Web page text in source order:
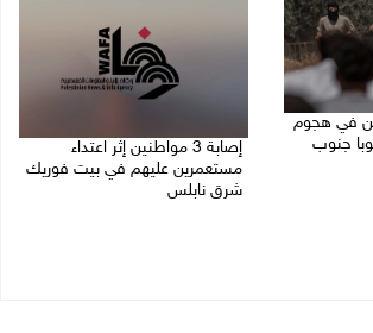
في هجوم
جنوب
إصابة 3 مواطنين إثر اعتداء
مستعمرين عليهم في بيت فوريك
شرق نابلس